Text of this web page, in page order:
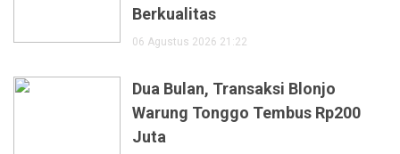
Berkualitas
06 Agustus 2026 21:22
Dua Bulan, Transaksi Blonjo
Warung Tonggo Tembus Rp200
Juta